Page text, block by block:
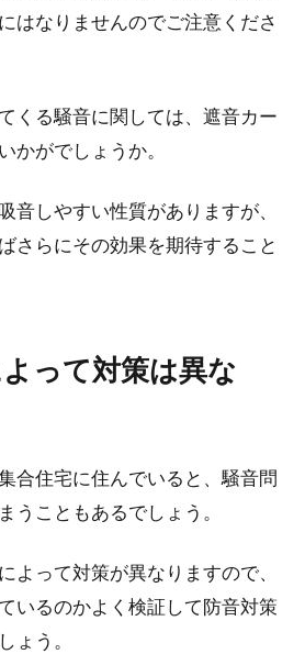
はなりませんのでご注意くださ
くる騒音に関しては、遮音カー
かがでしょうか。
音しやすい性質がありますが、
さらにその効果を期待すること
って対策は異な
合住宅に住んでいると、騒音問
うこともあるでしょう。
よって対策が異なりますので、
いるのかよく検証して防音対策
ょう。